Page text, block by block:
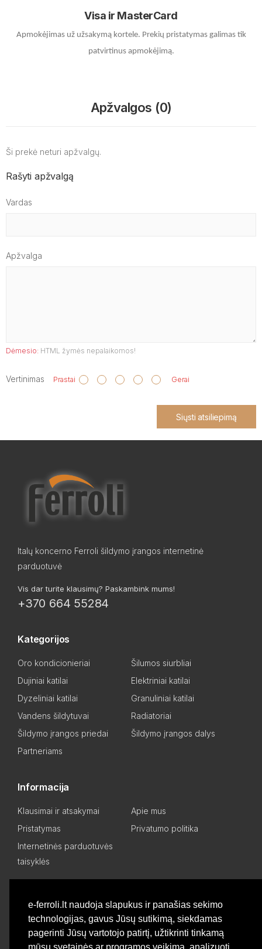
e-ferroli.lt naudoja slapukus ir panašias sekimo
technologijas, gavus Jūsų sutikimą, siekdamas
pagerinti Jūsų vartotojo patirtį, užtikrinti tinkamą
mūsų svetainės ar programos veikimą, analizuoti
Visa ir MasterCard
Apmokėjimas už užsakymą kortele. Prekių pristatymas galimas tik
patvirtinus apmokėjimą.
Apžvalgos (0)
Ši prekė neturi apžvalgų.
Rašyti apžvalgą
Vardas
Apžvalga
Dėmesio: HTML žymės nepalaikomos!
Vertinimas Prastai Gerai
Siųsti atsiliepimą
Italų koncerno Ferroli šildymo įrangos internetinė
parduotuvė
Vis dar turite klausimų? Paskambink mums!
+370 664 55284
Kategorijos
Oro kondicionieriai
Šilumos siurbliai
Dujiniai katilai
Elektriniai katilai
Dyzeliniai katilai
Granuliniai katilai
Vandens šildytuvai
Radiatoriai
Šildymo įrangos priedai
Šildymo įrangos dalys
Partneriams
Informacija
Klausimai ir atsakymai
Apie mus
Pristatymas
Privatumo politika
Internetinės parduotuvės
taisyklės
Asmeninis kabinetas
Pageidavimų sąrašas
Palyginti produktus
Basket